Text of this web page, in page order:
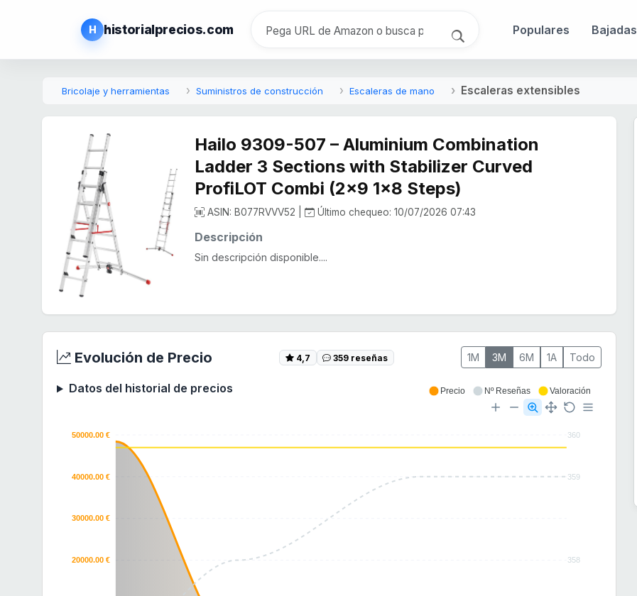
H historialprecios.com Populares Bajadas
Bricolaje y herramientas Suministros de construcción Escaleras de mano Escaleras extensibles
Hailo 9309-507 – Aluminium Combination
Ladder 3 Sections with Stabilizer Curved
ProfiLOT Combi (2x9 1x8 Steps)
ASIN: B077RVVV52 | Último chequeo: 10/07/2026 07:43
Descripción
Sin descripción disponible....
Evolución de Precio 4,7 359 reseñas 1M 3M 6M 1A Todo
Datos del historial de precios
360
359
358
50000.00 €
40000.00 €
30000.00 €
20000.00 €
Precio Nº Reseñas Valoración